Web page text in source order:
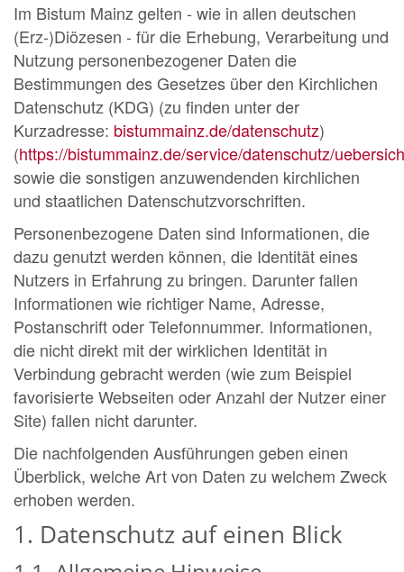
Im Bistum Mainz gelten - wie in allen deutschen
(Erz-)Diözesen - für die Erhebung, Verarbeitung und
Nutzung personenbezogener Daten die
Bestimmungen des Gesetzes über den Kirchlichen
Datenschutz (KDG) (zu finden unter der
Kurzadresse: bistummainz.de/datenschutz)
(https://bistummainz.de/service/datenschutz/
sowie die sonstigen anzuwendenden kirchlichen
und staatlichen Datenschutzvorschriften.
Personenbezogene Daten sind Informationen, die
dazu genutzt werden können, die Identität eines
Nutzers in Erfahrung zu bringen. Darunter fallen
Informationen wie richtiger Name, Adresse,
Postanschrift oder Telefonnummer. Informationen,
die nicht direkt mit der wirklichen Identität in
Verbindung gebracht werden (wie zum Beispiel
favorisierte Webseiten oder Anzahl der Nutzer einer
Site) fallen nicht darunter.
Die nachfolgenden Ausführungen geben einen
Überblick, welche Art von Daten zu welchem Zweck
erhoben werden.
1. Datenschutz auf einen Blick